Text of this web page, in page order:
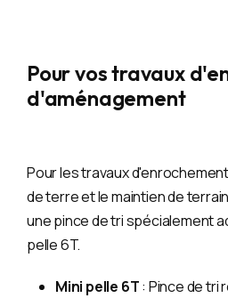
Pour vos travaux
d'aménagement
Pour les travaux
de terre et le maintien de
une pince de tri spécialement
pelle 6T.
Mini pelle 6T: Pince de tri